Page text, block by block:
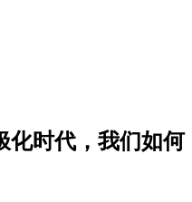
化时代，我们如何